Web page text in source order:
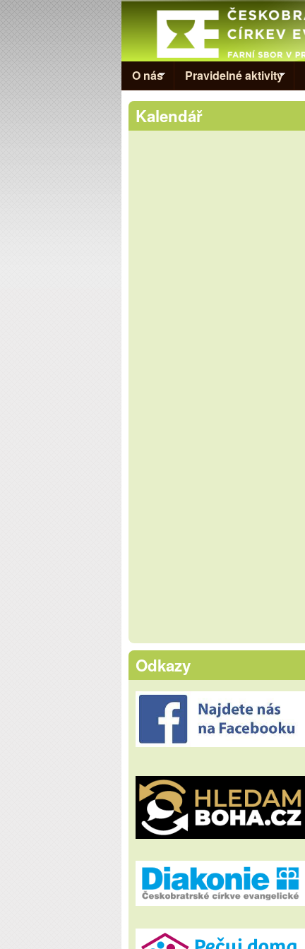
Evangelická
církev v
Prostějově
O nás Pravidelné aktivity
Kalendář
Odkazy